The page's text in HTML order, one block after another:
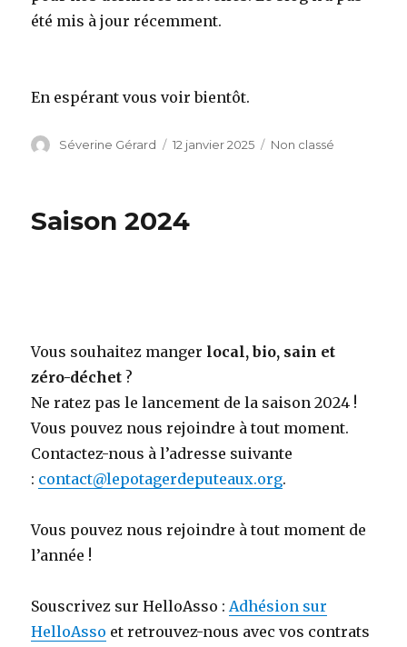
été mis à jour récemment.
En espérant vous voir bientôt.
Auteur
Séverine Gérard
Publié
12 janvier 2025 Catégories
Non classé
Saison 2024
Vous souhaitez manger local, bio, sain et
zéro-déchet ?
Ne ratez pas le lancement de la saison 2024 !
Vous pouvez nous rejoindre à tout moment.
Contactez-nous à l’adresse suivante
: contact@lepotagerdeputeaux.org.
Vous pouvez nous rejoindre à tout moment de
l’année !
Souscrivez sur HelloAsso :Adhésion sur
HelloAsso et retrouvez-nous avec vos contrats